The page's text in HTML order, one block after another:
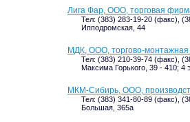
Лига Фар, ООО, торговая
Тел: (383) 283-19-20 (факс),
Ипподромская, 44
МДК, ООО, торгово-монтажная
Тел: (383) 210-39-74 (факс),
Максима Горького, 39 - 410; 4
МКМ-Сибирь, ООО,
Тел: (383) 341-80-89 (факс),
Большая, 365а